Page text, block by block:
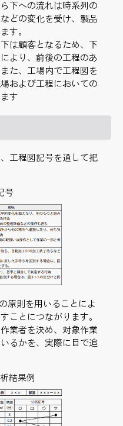
下への流れは時系列の
どの変化を受け、製品
す。
は顧客となるため、下
より、前後の工程のあ
た、工場内で工程図を
および工程においての
す
工程図記号を通して把
号
原則を用いることによ
ことにつながります。
業者を決め、対象作業
るかを、実際に目で追
結果例